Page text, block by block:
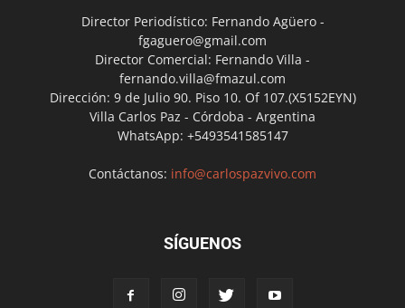
Director Periodístico: Fernando Agüero -
fgaguero@gmail.com
Director Comercial: Fernando Villa -
fernando.villa@fmazul.com
Dirección: 9 de Julio 90. Piso 10. Of 107.(X5152EYN)
Villa Carlos Paz - Córdoba - Argentina
WhatsApp: +5493541585147
Contáctanos: info@carlospazvivo.com
SÍGUENOS